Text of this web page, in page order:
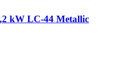
kW LC-44 Metallic